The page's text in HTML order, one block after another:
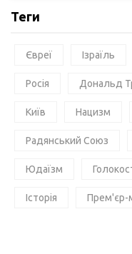
Теги
Євреї Ізраїль
Росія Дональд
Київ Нацизм
Радянський Союз
Юдаїзм
Історія Прем'єр-